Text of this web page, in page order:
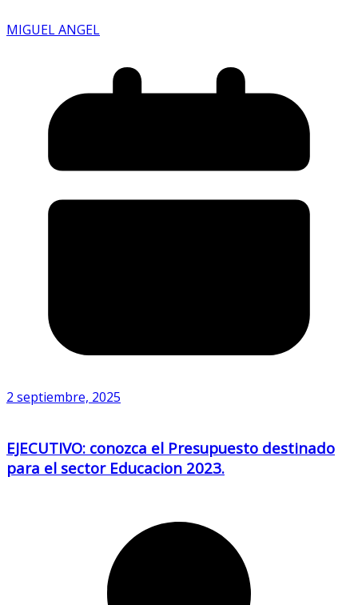
MIGUEL ANGEL
2 septiembre, 2025
EJECUTIVO: conozca el Presupuesto destinado
para el sector Educacion 2023.